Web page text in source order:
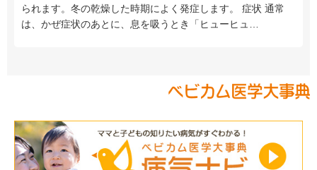
られます。冬の乾燥した時期によく発症します。 症状 通常
は、かぜ症状のあとに、息を吸うとき「ヒューヒュ…